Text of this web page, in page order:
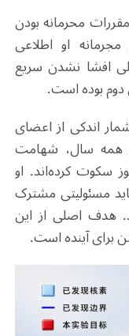
محرمانه بودن
مجرمانه او اطلاعی
افشا نشدن سریع
دوم بوده است.
اندکی از اعضای
این همه سال، شهامت
سکوت کرده‌اند. او
کرد که افشای جنایات یگان 731 باید مسئولیتی مشترک
هدف اصلی از این
برای آینده است.